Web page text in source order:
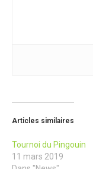
Articles similaires
Tournoi du Pingouin
11 mars 2019